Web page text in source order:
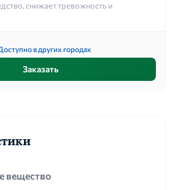
снижает тревожность и
в других городах
Заказать
вещество